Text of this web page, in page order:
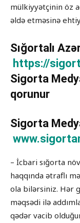
mülkiyyətçinin öz
əldə etməsinə
Sığortalı
https://
Sigorta
qorunur
Sigorta
– İcbari sığorta
haqqında ətraflı
ola bilərsiniz. Hər
məqsədi ilə
qədər vacib